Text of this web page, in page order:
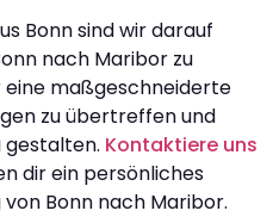
Bonn sind wir darauf
nach Maribor zu
eine maßgeschneiderte
zu übertreffen und
gestalten. Kontaktiere uns
dir ein persönliches
Bonn nach Maribor.